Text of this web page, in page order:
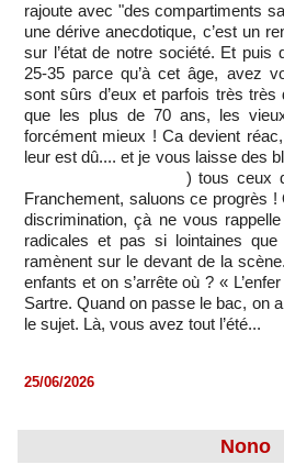
rajoute avec "des compartiments
une dérive anecdotique, c’est un
sur l’état de notre société. Et puis
25-35 parce qu’à cet âge, avez
sont sûrs d’eux et parfois très très
que les plus de 70 ans, les
forcément mieux ! Ca devient
leur est dû.... et je vous laisse
) tous ceux que
Franchement, saluons ce progrès
discrimination, çà ne vous
radicales et pas si lointaines que
ramènent sur le devant de la
enfants et on s’arrête où ? «
Sartre. Quand on passe le bac, on
le sujet. Là, vous avez tout l’été...
25/06/2026
Nono